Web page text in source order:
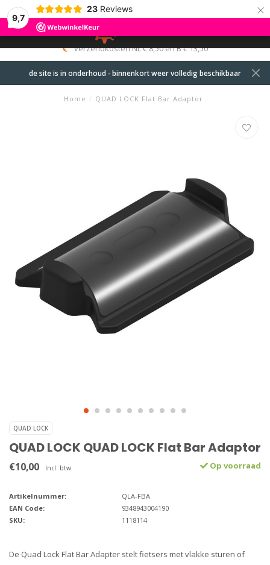
9,7
23 Reviews ×
MENU
0
verzendkosten NL € 8,50 en B € 13,50
de site is in onderhoud - binnenkort weer volledig beschikbaar
Home / QUAD LOCK Flat Bar Adaptor
QUAD LOCK
QUAD LOCK QUAD LOCK Flat Bar Adaptor
€10,00 Incl. btw Op voorraad
Artikelnummer:
QLA-FBA
EAN Code:
9348943004190
SKU:
1118114
De Quad Lock Flat Bar Adapter stelt fietsers met vlakke sturen of